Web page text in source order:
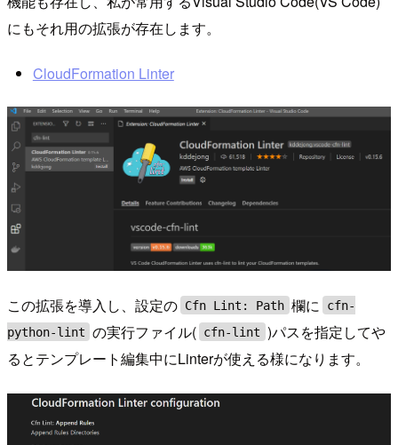
にもそれ用の拡張が存在します。
CloudFormation Linter
この拡張を導入し、設定の Cfn Lint: Path 欄に
cfn-
python-lint の実行ファイル( cfn-lint )パスを指定してや
るとテンプレート編集中にLinterが使える様になります。